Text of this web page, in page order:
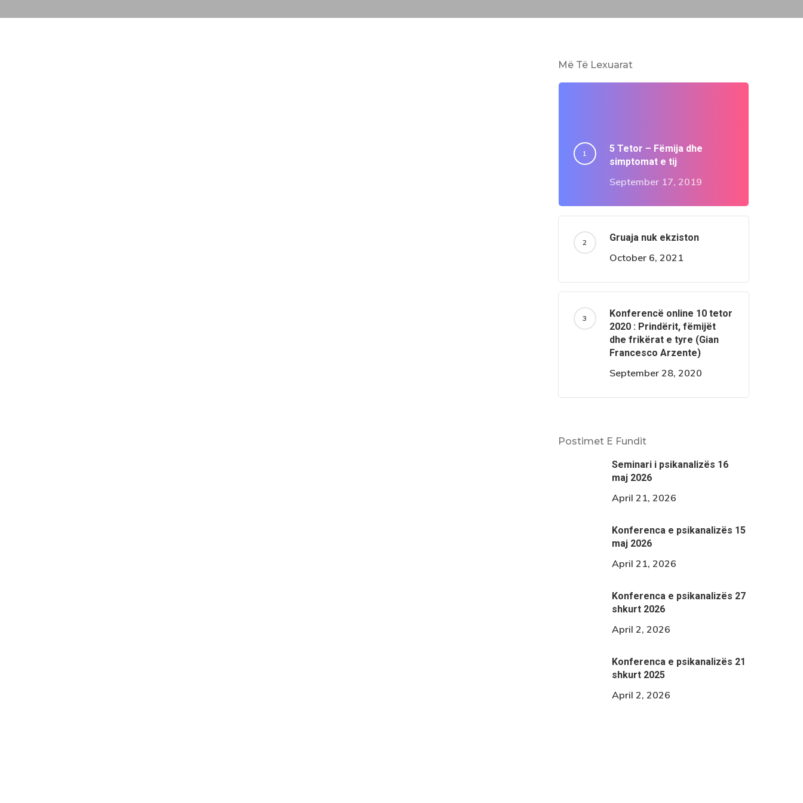
Më Të Lexuarat
5 Tetor – Fëmija dhe
simptomat e tij
September 17, 2019
Gruaja nuk ekziston
October 6, 2021
Konferencë online 10 tetor
2020 : Prindërit, fëmijët
dhe frikërat e tyre (Gian
Francesco Arzente)
September 28, 2020
Postimet E Fundit
Seminari i psikanalizës 16
maj 2026
April 21, 2026
Konferenca e psikanalizës 15
maj 2026
April 21, 2026
Konferenca e psikanalizës 27
shkurt 2026
April 2, 2026
Konferenca e psikanalizës 21
shkurt 2025
April 2, 2026